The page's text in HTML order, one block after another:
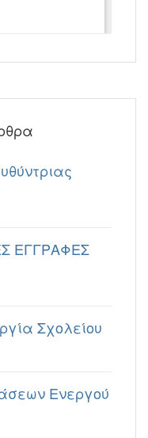
ΕΓΓΡΑΦΕΣ
Σχολείου
Ενεργού